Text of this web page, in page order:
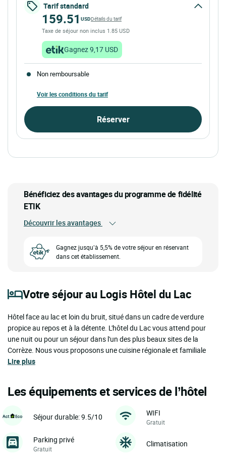
Tarif standard
159.51 USDDétails du tarif
Taxe de séjour non inclus 1.85 USD
Gagnez 9,17 USD
Non remboursable
Voir les conditions du tarif
Réserver
Bénéficiez des avantages du programme de fidélité
ETIK
Découvrir les avantages
Gagnez jusqu’à 5,5% de votre séjour en réservant
dans cet établissement.
Votre séjour au Logis Hôtel du Lac
Hôtel face au lac et loin du bruit, situé dans un cadre de verdure
propice au repos et à la détente. L'hôtel du Lac vous attend pour
une nuit ou pour un séjour dans l'un des plus beaux sites de la
Corrèze. Nous vous proposons une cuisine régionale et familiale
Lire plus
Les équipements et services de l’hôtel
Séjour durable: 9.5/10 WIFI
Gratuit
Parking privé
Gratuit
Climatisation